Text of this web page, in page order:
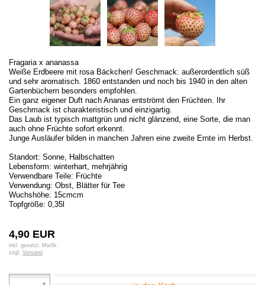
Fragaria x ananassa
Weiße Erdbeere mit rosa Bäckchen! Geschmack: außerordentlich süß
und sehr aromatisch. 1860 entstanden und noch bis 1940 in den alten
Gartenbüchern besonders empfohlen.
Ein ganz eigener Duft nach Ananas entströmt den Früchten. Ihr
Geschmack ist charakteristisch und einzigartig.
Das Laub ist typisch mattgrün und nicht glänzend, eine Sorte, die man
auch ohne Früchte sofort erkennt.
Junge Ausläufer bilden in manchen Jahren eine zweite Ernte im Herbst.
Standort: Sonne, Halbschatten
Lebensform: winterhart, mehrjährig
Verwendbare Teile: Früchte
Verwendung: Obst, Blätter für Tee
Wuchshöhe: 15cmcm
Topfgröße: 0,35l
4,90 EUR
inkl. gesetzl. MwSt.
zzgl. Versand